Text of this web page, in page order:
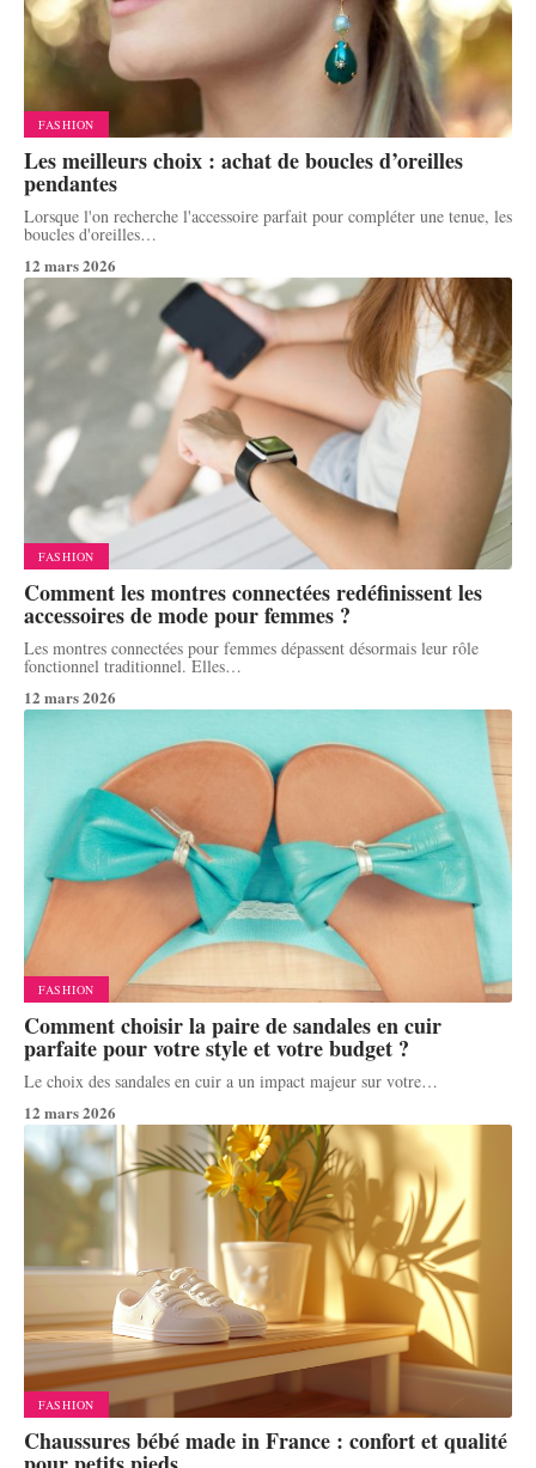
FASHION
Les meilleurs choix : achat de boucles d’oreilles
pendantes
Lorsque l'on recherche l'accessoire parfait pour compléter une tenue, les
boucles d'oreilles…
12 mars 2026
FASHION
Comment les montres connectées redéfinissent les
accessoires de mode pour femmes ?
Les montres connectées pour femmes dépassent désormais leur rôle
fonctionnel traditionnel. Elles…
12 mars 2026
FASHION
Comment choisir la paire de sandales en cuir
parfaite pour votre style et votre budget ?
Le choix des sandales en cuir a un impact majeur sur votre…
12 mars 2026
FASHION
Chaussures bébé made in France : confort et qualité